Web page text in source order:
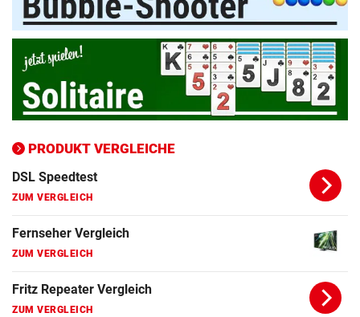
PRODUKT VERGLEICHE
Apple-iPhone Vergleich
ZUM VERGLEICH
Apple Macbook Vergleich
ZUM VERGLEICH
Bluetooth Lautsprecher Vergleich
ZUM VERGLEICH
DSL Speedtest
ZUM VERGLEICH
Fernseher Vergleich
ZUM VERGLEICH
Fritz Repeater Vergleich
ZUM VERGLEICH